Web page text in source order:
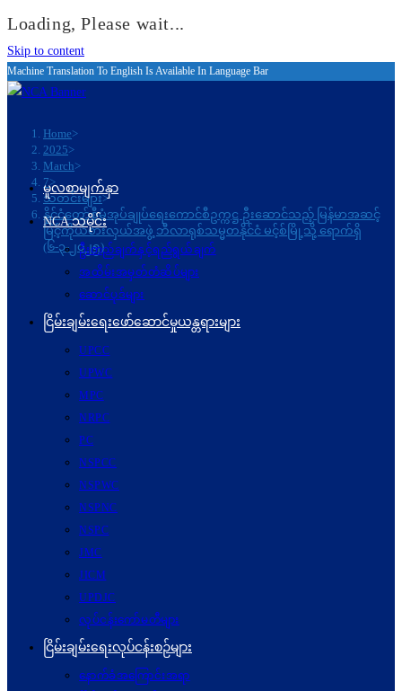
Loading, Please wait...
Skip to content
Machine Translation To English Is Available In Language Bar
Home>
2025>
March>
7>
သတင်းများ>
နိုင်ငံတော်စီမံအုပ်ချုပ်ရေးကောင်စီဥက္ကဋ္ဌ ဦးဆောင်သည့် မြန်မာအဆင့်
မြင့်ကိုယ်စားလှယ်အဖွဲ့ ဘီလာရုစ်သမ္မတနိုင်ငံ မင့်စ်မြို့သို့ ရောက်ရှိ
(၆-၃-၂၀၂၅)
မူလစာမျက်နှာ
NCA သမိုင်း
ဦးတည်ချက်နှင့်ရည်ရွယ်ချက်
အထိမ်းအမှတ်တံဆိပ်များ
ဆောင်ပုဒ်များ
ငြိမ်းချမ်းရေးဖော်‌ဆောင်မှုယန္တရားများ
UPCC
UPWC
MPC
NRPC
PC
NSPCC
NSPWC
NSPNC
NSPC
JMC
JICM
UPDJC
လုပ်ငန်းကော်မတီများ
ငြိမ်းချမ်းရေးလုပ်ငန်းစဉ်များ
နောက်ခံအကြောင်းအရာ